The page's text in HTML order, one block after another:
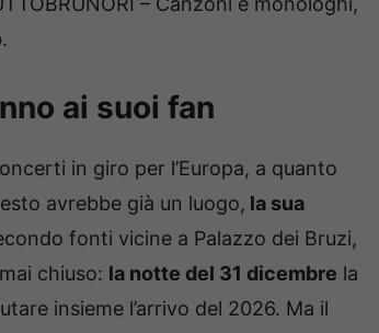
.
ai suoi fan
in giro per l’Europa, a quanto
avrebbe già un luogo, la sua
fonti vicine a Palazzo dei Bruzi,
chiuso: la notte del 31 dicembre la
insieme l’arrivo del 2026. Ma il